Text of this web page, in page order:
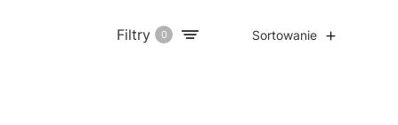
Filtry 0 Sortowanie